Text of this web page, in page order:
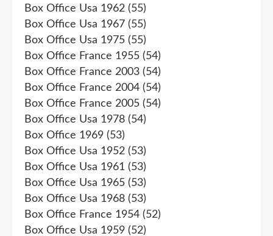
Box Office Usa 1962 (55)
Box Office Usa 1967 (55)
Box Office Usa 1975 (55)
Box Office France 1955 (54)
Box Office France 2003 (54)
Box Office France 2004 (54)
Box Office France 2005 (54)
Box Office Usa 1978 (54)
Box Office 1969 (53)
Box Office Usa 1952 (53)
Box Office Usa 1961 (53)
Box Office Usa 1965 (53)
Box Office Usa 1968 (53)
Box Office France 1954 (52)
Box Office Usa 1959 (52)